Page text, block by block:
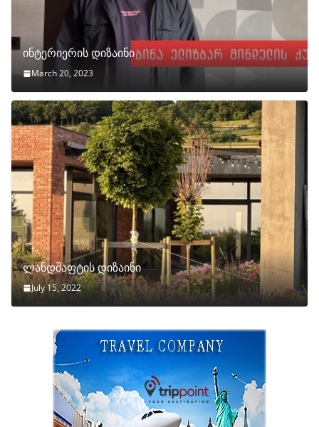
ინტერიერის დიზაინი
March 20, 2023
ლანდშაფტის დიზაინი
July 15, 2022